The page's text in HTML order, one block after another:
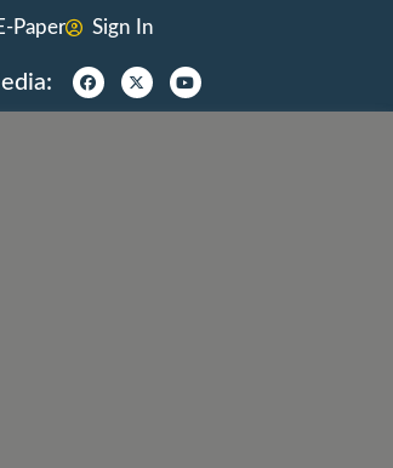
Paper Sign In